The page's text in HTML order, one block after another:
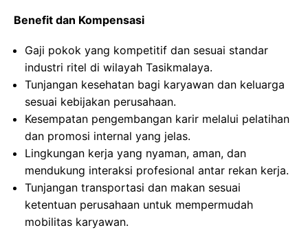
Benefit dan Kompensasi
Gaji pokok yang kompetitif dan sesuai standar
industri ritel di wilayah Tasikmalaya.
Tunjangan kesehatan bagi karyawan dan keluarga
sesuai kebijakan perusahaan.
Kesempatan pengembangan karir melalui pelatihan
dan promosi internal yang jelas.
Lingkungan kerja yang nyaman, aman, dan
mendukung interaksi profesional antar rekan kerja.
Tunjangan transportasi dan makan sesuai
ketentuan perusahaan untuk mempermudah
mobilitas karyawan.